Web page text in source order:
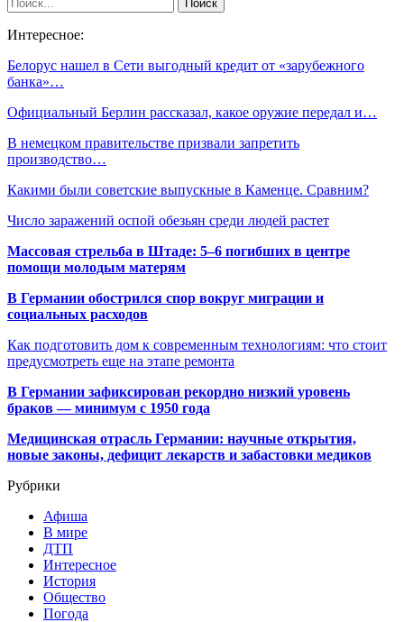
Интересное:
Белорус нашел в Сети выгодный кредит от «зарубежного
банка»…
Официальный Берлин рассказал, какое оружие передал и…
В немецком правительстве призвали запретить
производство…
Какими были советские выпускные в Каменце. Сравним?
Число заражений оспой обезьян среди людей растет
Массовая стрельба в Штаде: 5–6 погибших в центре
помощи молодым матерям
В Германии обострился спор вокруг миграции и
социальных расходов
Как подготовить дом к современным технологиям: что стоит
предусмотреть еще на этапе ремонта
В Германии зафиксирован рекордно низкий уровень
браков — минимум с 1950 года
Медицинская отрасль Германии: научные открытия,
новые законы, дефицит лекарств и забастовки медиков
Рубрики
Афиша
В мире
ДТП
Интересное
История
Общество
Погода